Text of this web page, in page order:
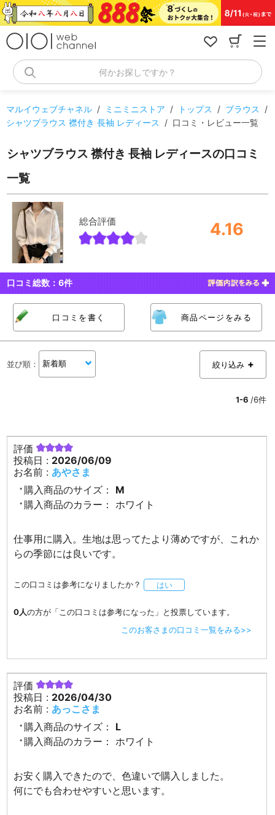
コ
ン
何かお探しですか？
マルイウェブチャネル / ミニミニストア / トップス / ブラウス
/
シャツブラウス 襟付き 長袖 レディース
/ 口コミ・レビュー一覧
シャツブラウス 襟付き 長袖 レディースの口コミ
一覧
総合評価 4.16
口コミ総数：6件
口コミを書く 商品ページをみる
並び順 ： 絞り込み
1-6 /6件
評価
投稿日 : 2026/06/09
お名前 : あやさま
購入商品のサイズ：
M
購入商品のカラー：
ホワイト
仕事用に購入。生地は思ってたより薄めですが、これか
らの季節には良いです。
この口コミは参考になりましたか？ はい
0人の方が「この口コミは参考になった」と投票しています。
このお客さまの口コミ一覧をみる>>
評価
投稿日 : 2026/04/30
お名前 : あっこさま
購入商品のサイズ：
L
購入商品のカラー：
ホワイト
お安く購入できたので、色違いで購入しました。
何にでも合わせやすいと思います。